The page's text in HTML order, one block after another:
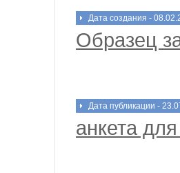
Дата создания -
Образец
Дата публикации -
анкета